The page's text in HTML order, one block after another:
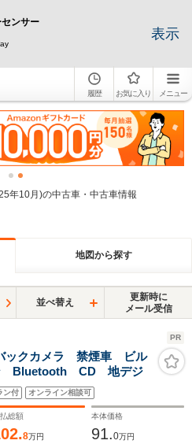
ンサー
表示
履歴 お気に入り メニュー
年10月)の中古車・中古車情報
地図から探す
並べ替え
更新時に
メール受信
PR
ックカメラ 禁煙車 ビル
Bluetooth CD 地デジ
ン付 オンライン相談可
総額
8万円
本体価格
91.0万円